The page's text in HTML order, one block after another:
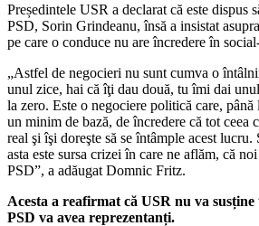
Președintele USR a declarat că este dispus
PSD, Sorin Grindeanu, însă a insistat
pe care o conduce nu are încredere în
„Astfel de negocieri nu sunt cumva o
unul zice, hai că îţi dau două, tu îmi dai
la zero. Este o negociere politică care, până
un minim de bază, de încredere că tot ceea
real şi îşi doreşte să se întâmple acest
asta este sursa crizei în care ne aflăm, că
PSD”, a adăugat Domnic Fritz.
Acesta a reafirmat că USR nu va
PSD va avea reprezentanți.